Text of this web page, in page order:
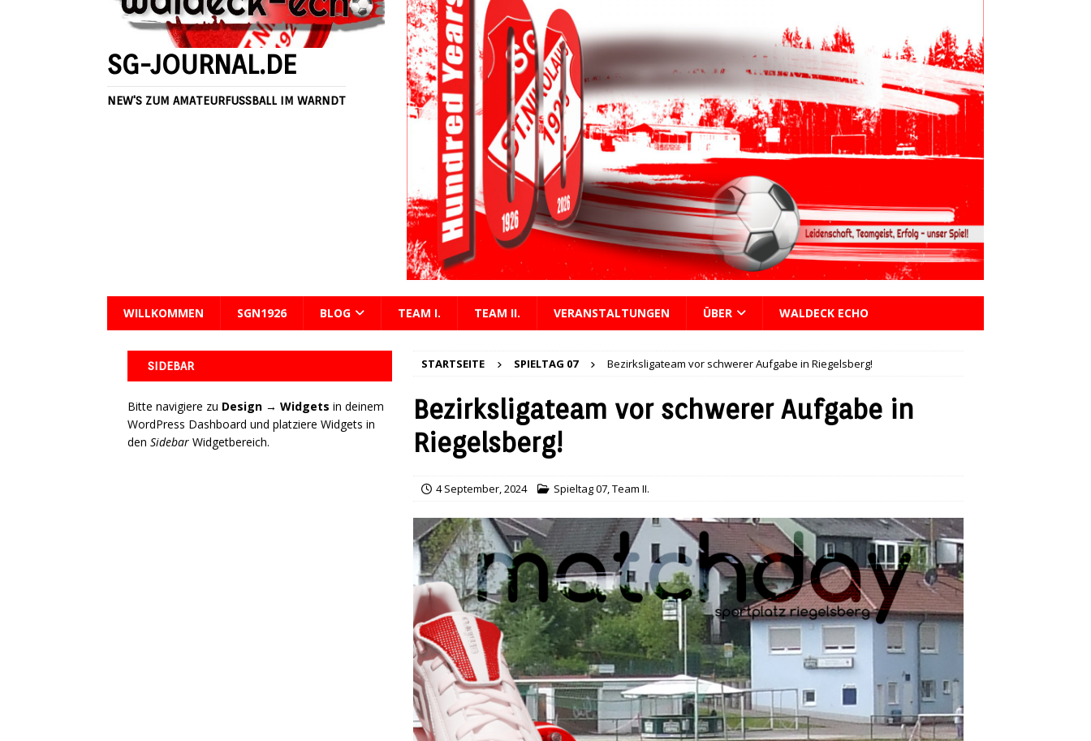
[ 12 Juli, 2026 ] SG St. Nikolaus unterliegt dem SV Felsberg mit 2:3 im Testspiel ALLGEMEIN 26/27
[ 6 August, 2026 ] 3:0 – Fehlstart fürs Meisterteam! KREISLIGA
SG-JOURNAL.DE
NEW'S ZUM AMATEURFUSSBALL IM WARNDT
WILLKOMMEN SGN1926 BLOG TEAM I. TEAM II. VERANSTALTUNGEN ÜBER WALDECK ECHO
STARTSEITE SPIELTAG 07 Bezirksligateam vor schwerer Aufgabe in Riegelsberg!
Bezirksligateam vor schwerer Aufgabe in
Riegelsberg!
4 September, 2024 Spieltag 07,Team II.
SIDEBAR
Bitte navigiere zu Design → Widgets in deinem
WordPress Dashboard und platziere Widgets in
den Sidebar Widgetbereich.